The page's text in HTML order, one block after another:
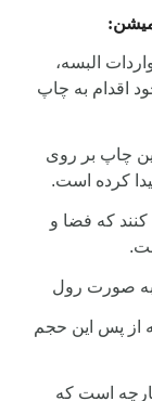
البسه،
اقدام به چاپ
چاپ بر روی
کرده است.
کنند که فضا و
به صورت رول
از پس این حجم
است که